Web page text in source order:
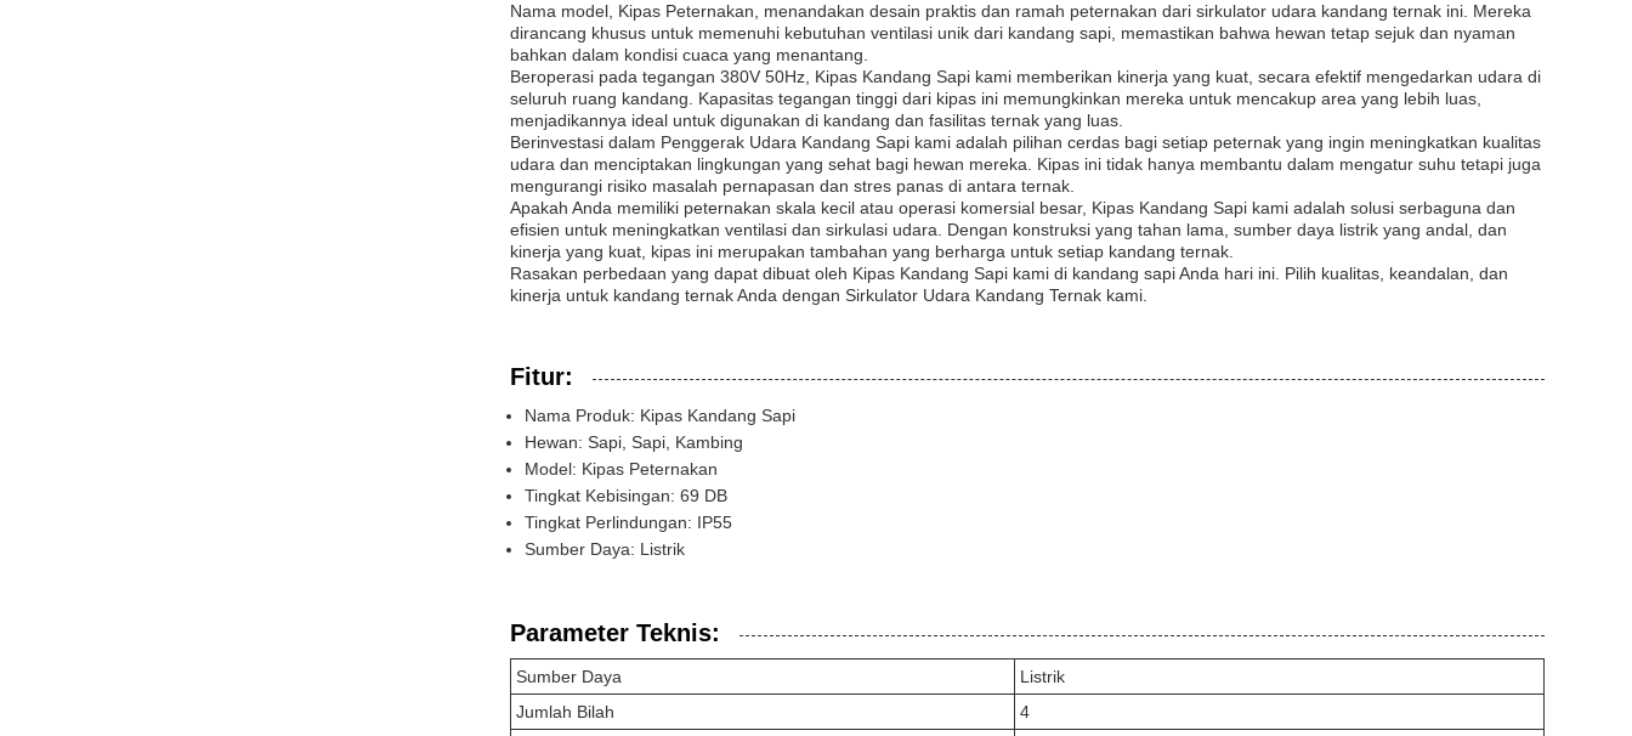
Nama model, Kipas Peternakan, menandakan desain praktis dan ramah peternakan dari sirkulator udara kandang ternak ini. Mereka
dirancang khusus untuk memenuhi kebutuhan ventilasi unik dari kandang sapi, memastikan bahwa hewan tetap sejuk dan nyaman
bahkan dalam kondisi cuaca yang menantang.
Beroperasi pada tegangan 380V 50Hz, Kipas Kandang Sapi kami memberikan kinerja yang kuat, secara efektif mengedarkan udara di
seluruh ruang kandang. Kapasitas tegangan tinggi dari kipas ini memungkinkan mereka untuk mencakup area yang lebih luas,
menjadikannya ideal untuk digunakan di kandang dan fasilitas ternak yang luas.
Berinvestasi dalam Penggerak Udara Kandang Sapi kami adalah pilihan cerdas bagi setiap peternak yang ingin meningkatkan kualitas
udara dan menciptakan lingkungan yang sehat bagi hewan mereka. Kipas ini tidak hanya membantu dalam mengatur suhu tetapi juga
mengurangi risiko masalah pernapasan dan stres panas di antara ternak.
Apakah Anda memiliki peternakan skala kecil atau operasi komersial besar, Kipas Kandang Sapi kami adalah solusi serbaguna dan
efisien untuk meningkatkan ventilasi dan sirkulasi udara. Dengan konstruksi yang tahan lama, sumber daya listrik yang andal, dan
kinerja yang kuat, kipas ini merupakan tambahan yang berharga untuk setiap kandang ternak.
Rasakan perbedaan yang dapat dibuat oleh Kipas Kandang Sapi kami di kandang sapi Anda hari ini. Pilih kualitas, keandalan, dan
kinerja untuk kandang ternak Anda dengan Sirkulator Udara Kandang Ternak kami.
Fitur:
Nama Produk: Kipas Kandang Sapi
Hewan: Sapi, Sapi, Kambing
Model: Kipas Peternakan
Tingkat Kebisingan: 69 DB
Tingkat Perlindungan: IP55
Sumber Daya: Listrik
Parameter Teknis:
Sumber Daya
Listrik
Jumlah Bilah
4